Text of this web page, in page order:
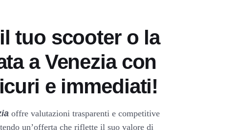
tuo scooter o la
a Venezia con
e immediati!
offre valutazioni trasparenti e competitive
un’offerta che riflette il suo valore di